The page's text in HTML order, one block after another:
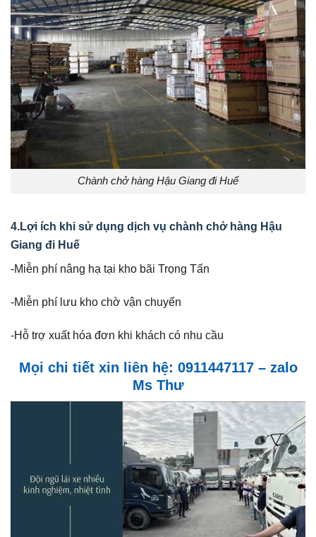
Chành chở hàng Hậu Giang đi Huế
4.Lợi ích khi sử dụng dịch vụ chành chở hàng Hậu
Giang đi Huế
-Miễn phí nâng hạ tại kho bãi Trọng Tấn
-Miễn phí lưu kho chờ vận chuyển
-Hỗ trợ xuất hóa đơn khi khách có nhu cầu
Mọi chi tiết xin liên hệ: 0911447117 – zalo
Ms Thư